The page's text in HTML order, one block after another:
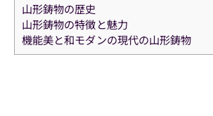
山形鋳物の歴史
山形鋳物の特徴と魅力
機能美と和モダンの現代の山形鋳物